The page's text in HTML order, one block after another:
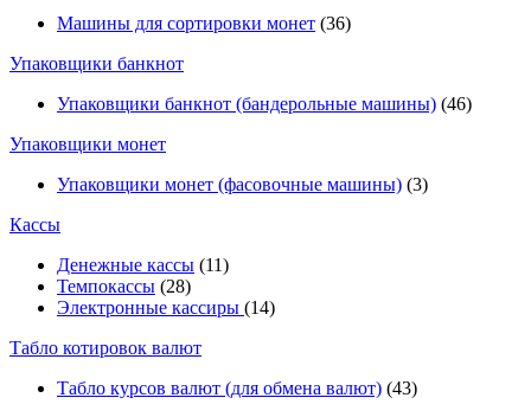
Машины для сортировки монет (36)
Упаковщики банкнот
Упаковщики банкнот (бандерольные машины) (46)
Упаковщики монет
Упаковщики монет (фасовочные машины) (3)
Кассы
Денежные кассы (11)
Темпокассы (28)
Электронные кассиры (14)
Табло котировок валют
Табло курсов валют (для обмена валют) (43)